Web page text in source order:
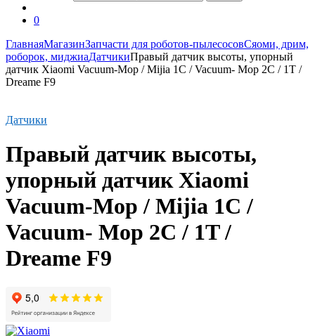
0
ГлавнаяМагазинЗапчасти для роботов-пылесосовСяоми, дрим,
роборок, миджиаДатчикиПравый датчик высоты, упорный
датчик Xiaomi Vacuum-Mop / Mijia 1C / Vacuum- Mop 2C / 1T /
Dreame F9
Датчики
Правый датчик высоты,
упорный датчик Xiaomi
Vacuum-Mop / Mijia 1C /
Vacuum- Mop 2C / 1T /
Dreame F9